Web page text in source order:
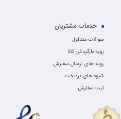
خدمات مشتریان
سوالات متداول
رویه بازگردانی کالا
رویه های ارسال سفارش
شیوه های پرداخت
ثبت سفارش